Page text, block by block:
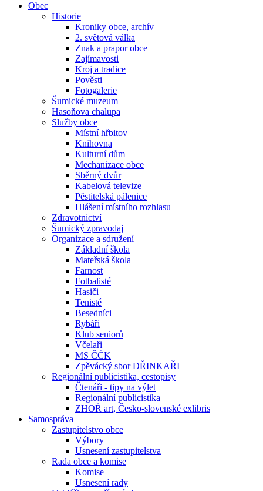
Obec
Historie
Kroniky obce, archív
2. světová válka
Znak a prapor obce
Zajímavosti
Kroj a tradice
Pověsti
Fotogalerie
Šumické muzeum
Hasoňova chalupa
Služby obce
Místní hřbitov
Knihovna
Kulturní dům
Mechanizace obce
Sběrný dvůr
Kabelová televize
Pěstitelská pálenice
Hlášení místního rozhlasu
Zdravotnictví
Šumický zpravodaj
Organizace a sdružení
Základní škola
Mateřská škola
Farnost
Fotbalisté
Hasiči
Tenisté
Besedníci
Rybáři
Klub seniorů
Včelaři
MS ČČK
Zpěvácký sbor DŘINKAŘI
Regionální publicistika, cestopisy
Čtenáři - tipy na výlet
Regionální publicistika
ZHOŘ art, Česko-slovenské exlibris
Samospráva
Zastupitelstvo obce
Výbory
Usnesení zastupitelstva
Rada obce a komise
Komise
Usnesení rady